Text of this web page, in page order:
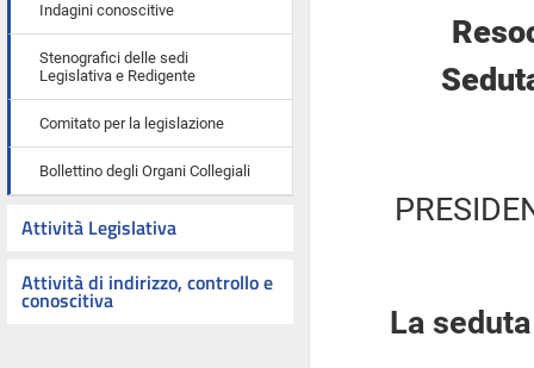
Indagini conoscitive
Stenografici delle sedi
Legislativa e Redigente
Comitato per la legislazione
Bollettino degli Organi Collegiali
Attività Legislativa
Attività di indirizzo, controllo e
conoscitiva
La